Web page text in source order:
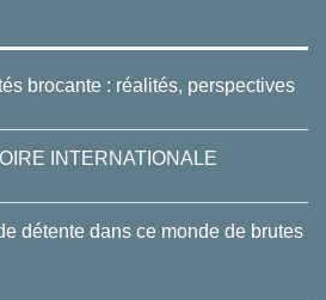
brocante : réalités, perspectives
INTERNATIONALE
détente dans ce monde de brutes